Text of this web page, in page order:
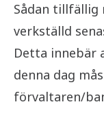
Sådan tillfällig
verkställd
Detta innebär
denna dag
förvaltaren/